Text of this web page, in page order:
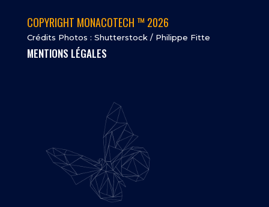
COPYRIGHT MONACOTECH ™ 2026
Crédits Photos : Shutterstock / Philippe Fitte
MENTIONS LÉGALES